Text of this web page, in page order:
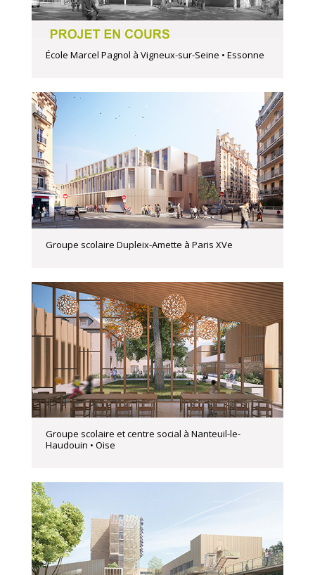
École Marcel Pagnol à Vigneux-sur-Seine • Essonne
Groupe scolaire Dupleix-Amette à Paris XVe
Groupe scolaire et centre social à Nanteuil-le-
Haudouin • Oise